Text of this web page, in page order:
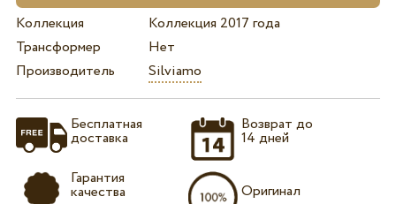
Коллекция
Коллекция 2017 года
Трансформер
Нет
Производитель
Silviamo
Бесплатная
доставка
Гарантия
качества
Возврат до
14 дней
Оригинал